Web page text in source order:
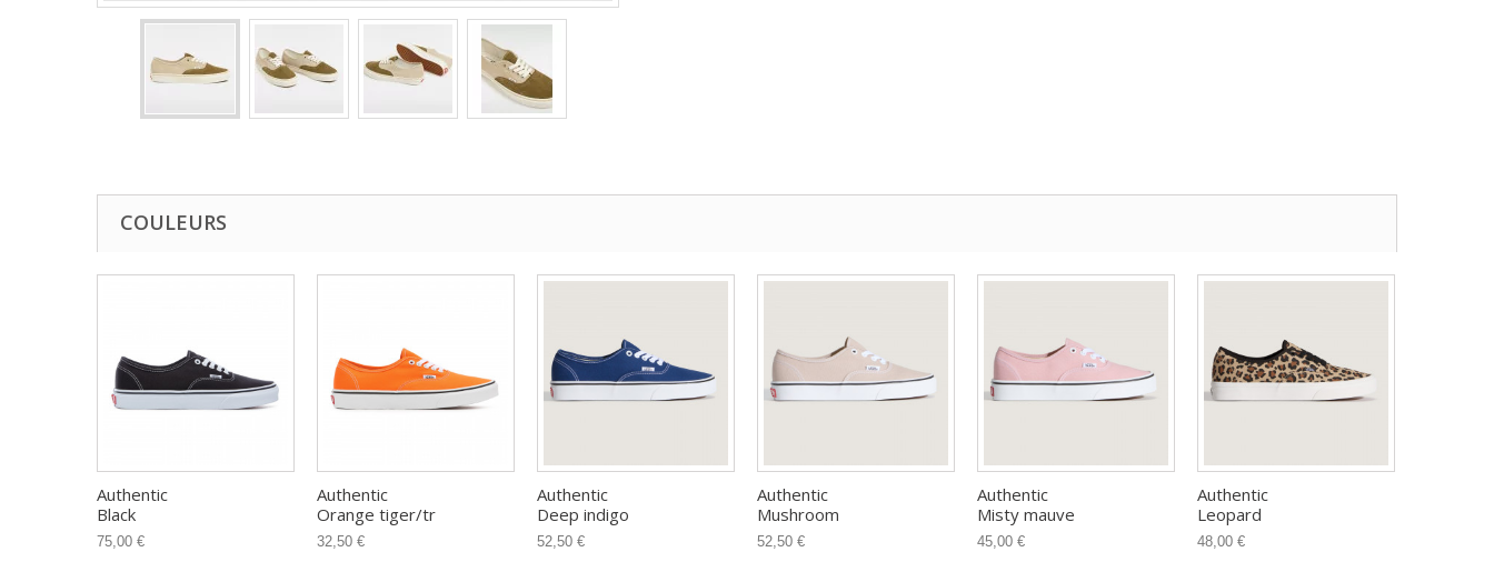
COULEURS
Authentic
Black
75,00 €
Authentic
Orange tiger/tr
32,50 €
Authentic
Deep indigo
52,50 €
Authentic
Mushroom
52,50 €
Authentic
Misty mauve
45,00 €
Authentic
Leopard
48,00 €